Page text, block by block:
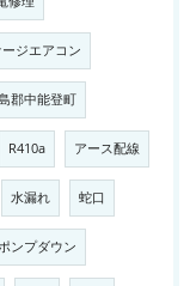
ジエアコン
郡中能登町
R410a アース配線
水漏れ 蛇口
ポンプダウン